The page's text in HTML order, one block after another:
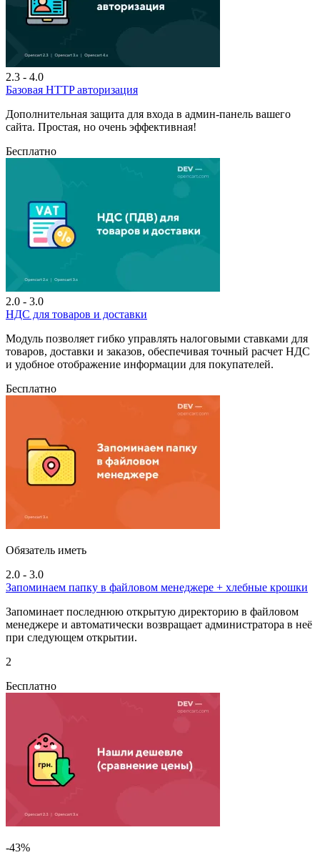
2.3 - 4.0
Базовая HTTP авторизация
Дополнительная защита для входа в админ-панель вашего
сайта. Простая, но очень эффективная!
Бесплатно
2.0 - 3.0
НДС для товаров и доставки
Модуль позволяет гибко управлять налоговыми ставками для
товаров, доставки и заказов, обеспечивая точный расчет НДС
и удобное отображение информации для покупателей.
Бесплатно
Обязатель иметь
2.0 - 3.0
Запоминаем папку в файловом менеджере + хлебные крошки
Запоминает последнюю открытую директорию в файловом
менеджере и автоматически возвращает администратора в неё
при следующем открытии.
2
Бесплатно
-43%